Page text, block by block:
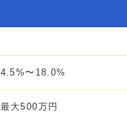
4.5%〜18.0%
最大500万円